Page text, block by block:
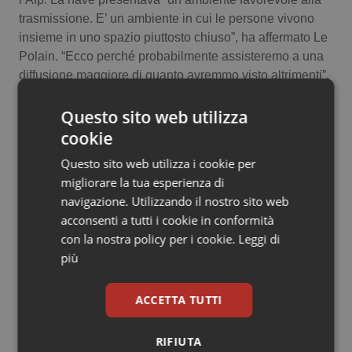
Veneto
Oncoematologia
Oncologia & Nutrizione
Psoriasi & pelle
Quotidiano Cardiologia
Quotidiano Chirurgia
Quotidiano Oncologia
Quotidiano Pediatria
trasmissione. E’ un ambiente in cui le persone vivono
insieme in uno spazio piuttosto chiuso”, ha affermato Le
Polain. “Ecco perché probabilmente assisteremo a una
diffusione maggiore di quanto avremmo visto altrimenti”.
Articoli correlati:
Hantavirus. L’Oms aggiorna le indicazioni e stringe
le maglie del monitoraggio: 42 giorni di
© Riproduzione riservata
Questo sito web utilizza
cookie
Questo sito web utilizza i cookie per
migliorare la tua esperienza di
navigazione. Utilizzando il nostro sito web
acconsenti a tutti i cookie in conformità
con la nostra policy per i cookie. Leggi di
più
ACCETTA TUTTI
RIFIUTA